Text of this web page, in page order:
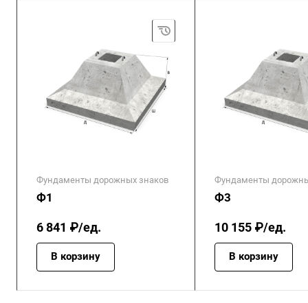
Фундаменты дорожных знаков
Ф1
6 841 ₽/ед.
В корзину
Фундаменты
Ф3
10 155 ₽/ед.
В корзину